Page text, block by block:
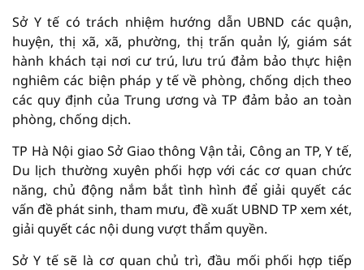
Sở Y tế có trách nhiệm hướng dẫn UBND các quận,
huyện, thị xã, xã, phường, thị trấn quản lý, giám sát
hành khách tại nơi cư trú, lưu trú đảm bảo thực hiện
nghiêm các biện pháp y tế về phòng, chống dịch theo
các quy định của Trung ương và TP đảm bảo an toàn
phòng, chống dịch.
TP Hà Nội giao Sở Giao thông Vận tải, Công an TP, Y tế,
Du lịch thường xuyên phối hợp với các cơ quan chức
năng, chủ động nắm bắt tình hình để giải quyết các
vấn đề phát sinh, tham mưu, đề xuất UBND TP xem xét,
giải quyết các nội dung vượt thẩm quyền.
Sở Y tế sẽ là cơ quan chủ trì, đầu mối phối hợp tiếp